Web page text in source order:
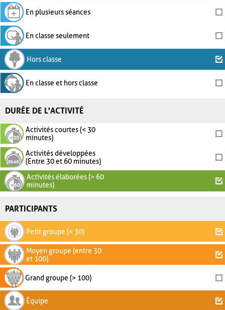
En plusieurs séances
En classe seulement
Hors classe
En classe et hors classe
DURÉE DE L'ACTIVITÉ
Activités courtes (< 30
minutes)
Activités développées
(Entre 30 et 60 minutes)
Activités élaborées (> 60
minutes)
PARTICIPANTS
Petit groupe (< 30)
Moyen groupe (entre 30
et 100)
Grand groupe (> 100)
Équipe